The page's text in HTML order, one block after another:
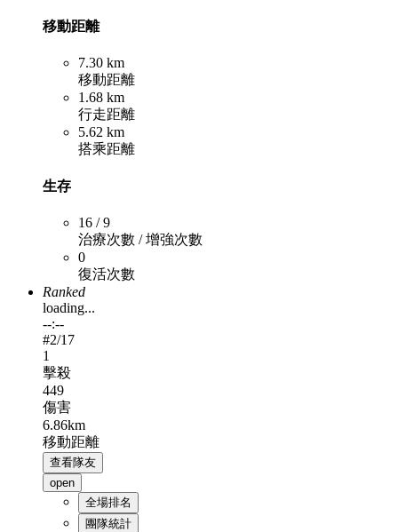
移動距離
7.30 km
移動距離
1.68 km
行走距離
5.62 km
搭乘距離
生存
16 / 9
治療次數 / 增強次數
0
復活次數
Ranked
loading...
--:--
#2/17
1
擊殺
449
傷害
6.86km
移動距離
查看隊友
open
全場排名
團隊統計